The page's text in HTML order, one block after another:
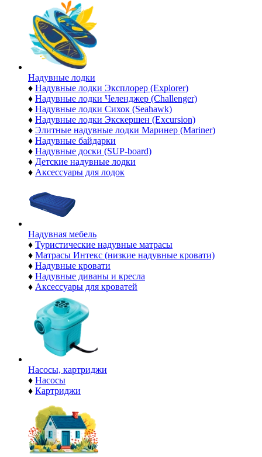
Надувные лодки
♦ Надувные лодки Эксплорер (Explorer)
♦ Надувные лодки Челенджер (Challenger)
♦ Надувные лодки Сихок (Seahawk)
♦ Надувные лодки Экскершен (Excursion)
♦ Элитные надувные лодки Маринер (Mariner)
♦ Надувные байдарки
♦ Надувные доски (SUP-board)
♦ Детские надувные лодки
♦ Аксессуары для лодок
Надувная мебель
♦ Туристические надувные матрасы
♦ Матрасы Интекс (низкие надувные кровати)
♦ Надувные кровати
♦ Надувные диваны и кресла
♦ Аксессуары для кроватей
Насосы, картриджи
♦ Насосы
♦ Картриджи